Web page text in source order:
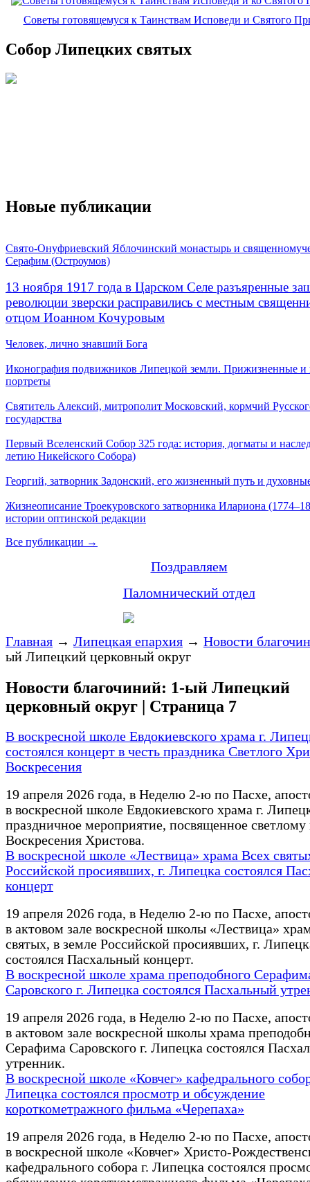
Советы готовящемуся к Таинствам Исповеди и Святого
Собор Липецких святых
Новые публикации
Свято-Онуфриевский Яблочинский монастырь и
Серафим (Остроумов)
13 ноября 1917 года в Царском Селе разъяренные
революции зверски расправились с местным
отцом Иоанном Кочуровым
Человек, лично знавший Бога
Иконография подвижников Липецкой земли. Прижизненные и
портреты
Святитель Алексий, митрополит Московский, кормчий
государства
Первый Вселенский Собор 325 года: история, догматы и
летию Никейского Собора)
Георгий, затворник Задонский, его жизненный путь и
Жизнеописание Троекуровского затворника Илариона
истории оптинской редакции
Все публикации →
Поздравляем
Паломнический отдел
Главная → Липецкая епархия → Новости
ый Липецкий церковный округ
Новости благочиний: 1-ый Липецкий
церковный округ | Страница 7
В воскресной школе Евдокиевского храма г.
состоялся концерт в честь праздника Светлого
Воскресения
19 апреля 2026 года, в Неделю 2-ю по Пасхе,
в воскресной школе Евдокиевского храма г.
праздничное мероприятие, посвященное светлому
Воскресения Христова.
В воскресной школе «Лествица» храма Всех
Российской просиявших, г. Липецка состоялся
концерт
19 апреля 2026 года, в Неделю 2-ю по Пасхе,
в актовом зале воскресной школы «Лествица»
святых, в земле Российской просиявших, г.
состоялся Пасхальный концерт.
В воскресной школе храма преподобного
Саровского г. Липецка состоялся Пасхальный
19 апреля 2026 года, в Неделю 2-ю по Пасхе,
в актовом зале воскресной школы храма
Серафима Саровского г. Липецка состоялся
утренник.
В воскресной школе «Ковчег» кафедрального
Липецка состоялся просмотр и обсуждение
короткометражного фильма «Черепаха»
19 апреля 2026 года, в Неделю 2-ю по Пасхе,
в воскресной школе «Ковчег» Христо-
кафедрального собора г. Липецка состоялся